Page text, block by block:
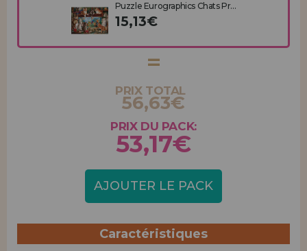
Puzzle Eurographics Chats Pr...
15,13€
PRIX TOTAL
56,63€
PRIX DU PACK:
53,17€
AJOUTER LE PACK
Caractéristiques